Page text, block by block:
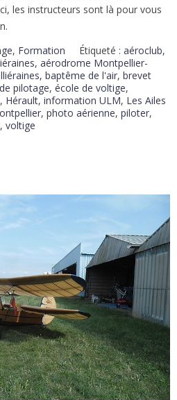
les instructeurs sont là pour vous
, Formation Étiqueté : aéroclub,
, aérodrome Montpellier-
, baptême de l'air, brevet
pilotage, école de voltige,
, Hérault, information ULM, Les Ailes
, photo aérienne, piloter,
, voltige